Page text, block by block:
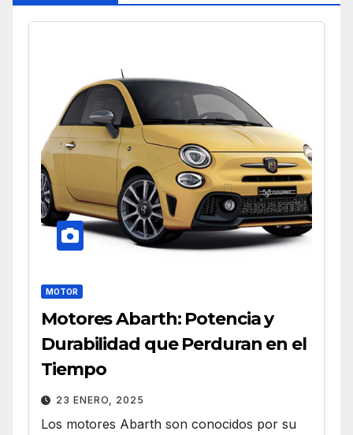
MOTOR
Motores Abarth: Potencia y
Durabilidad que Perduran en el
Tiempo
23 ENERO, 2025
Los motores Abarth son conocidos por su